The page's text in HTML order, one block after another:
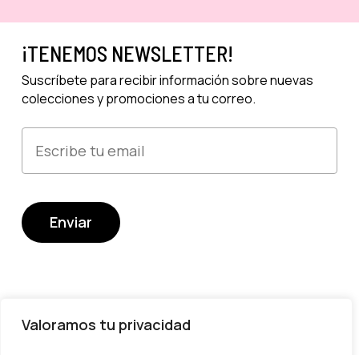
Valoramos tu privacidad
¡TENEMOS NEWSLETTER!
Suscríbete para recibir información sobre nuevas
colecciones y promociones a tu correo.